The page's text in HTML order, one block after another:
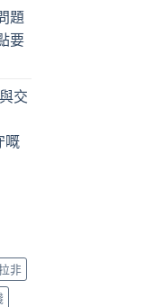
疾病，日常生活中切勿出
題
要
交
嘅
非